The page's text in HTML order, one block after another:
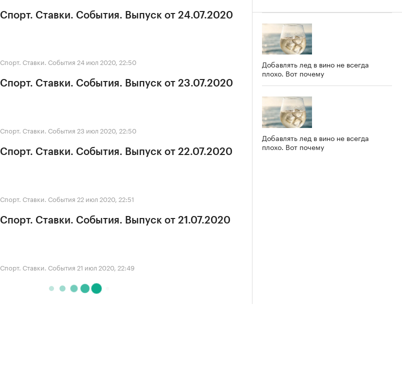
Спорт. Ставки. События. Выпуск от 24.07.2020
Спорт. Ставки. События 24 июл 2020, 22:50
Спорт. Ставки. События. Выпуск от 23.07.2020
Спорт. Ставки. События 23 июл 2020, 22:50
Спорт. Ставки. События. Выпуск от 22.07.2020
Спорт. Ставки. События 22 июл 2020, 22:51
Спорт. Ставки. События. Выпуск от 21.07.2020
Спорт. Ставки. События 21 июл 2020, 22:49
Добавлять лед в вино не всегда
плохо. Вот почему
Добавлять лед в вино не всегда
плохо. Вот почему